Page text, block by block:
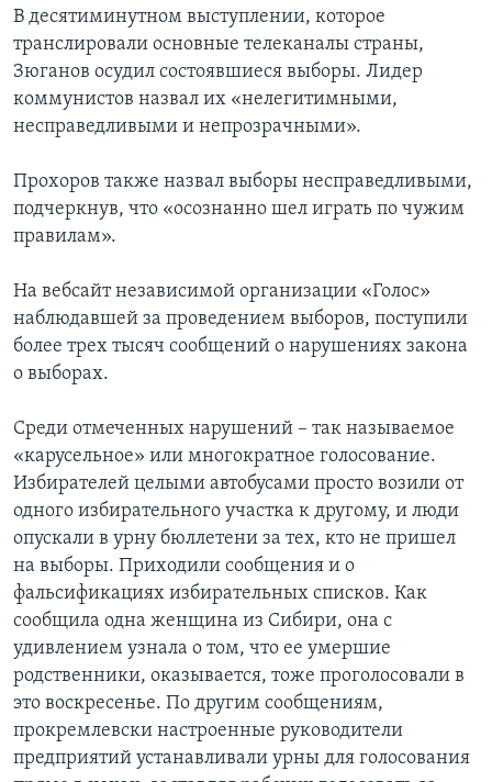
В десятиминутном выступлении, которое
транслировали основные телеканалы страны,
Зюганов осудил состоявшиеся выборы. Лидер
коммунистов назвал их «нелегитимными,
несправедливыми и непрозрачными».
Прохоров также назвал выборы несправедливыми,
подчеркнув, что «осознанно шел играть по чужим
правилам».
На вебсайт независимой организации «Голос»
наблюдавшей за проведением выборов, поступили
более трех тысяч сообщений о нарушениях закона
о выборах.
Среди отмеченных нарушений – так называемое
«карусельное» или многократное голосование.
Избирателей целыми автобусами просто возили от
одного избирательного участка к другому, и люди
опускали в урну бюллетени за тех, кто не пришел
на выборы. Приходили сообщения и о
фальсификациях избирательных списков. Как
сообщила одна женщина из Сибири, она с
удивлением узнала о том, что ее умершие
родственники, оказывается, тоже проголосовали в
это воскресенье. По другим сообщениям,
прокремлевски настроенные руководители
предприятий устанавливали урны для голосования